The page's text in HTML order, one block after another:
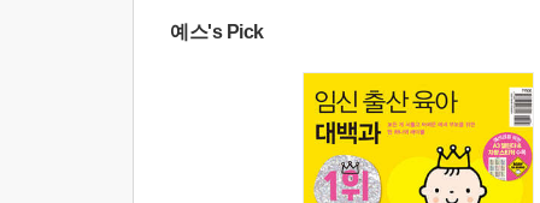
예스's Pick